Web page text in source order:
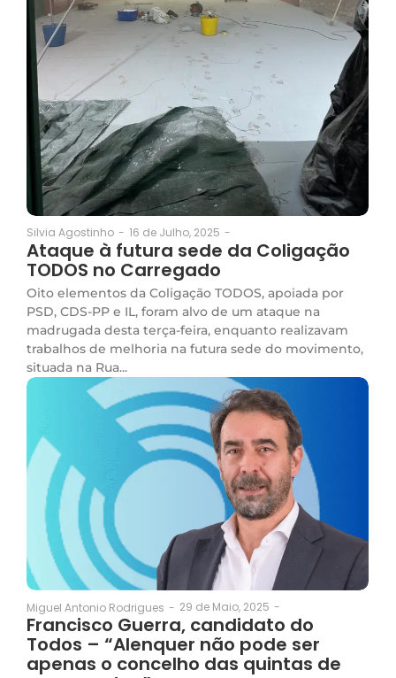
Silvia Agostinho - 16 de Julho, 2025 -
Ataque à futura sede da Coligação
TODOS no Carregado
Oito elementos da Coligação TODOS, apoiada por
PSD, CDS-PP e IL, foram alvo de um ataque na
madrugada desta terça-feira, enquanto realizavam
trabalhos de melhoria na futura sede do movimento,
situada na Rua...
Miguel Antonio Rodrigues - 29 de Maio, 2025 -
Francisco Guerra, candidato do
Todos – “Alenquer não pode ser
apenas o concelho das quintas de